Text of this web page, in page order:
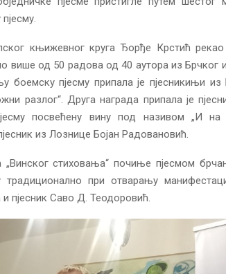
књижевног круга Ђорђе Крстић рекао
више од 50 радова од 40 аутора из Брчког
боемску пјесму припала је пјесникињи
разлог“. Друга награда припала је
посвећену вину под називом „И
из Лознице Бојан Радовановић.
„Винског стиховања“ почиње пјесмом
традиционално при отварању
пјесник Саво Д. Теодоровић.